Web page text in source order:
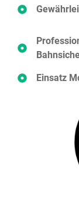
Einsatz